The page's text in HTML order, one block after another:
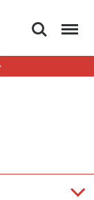
Rechercher
Menu